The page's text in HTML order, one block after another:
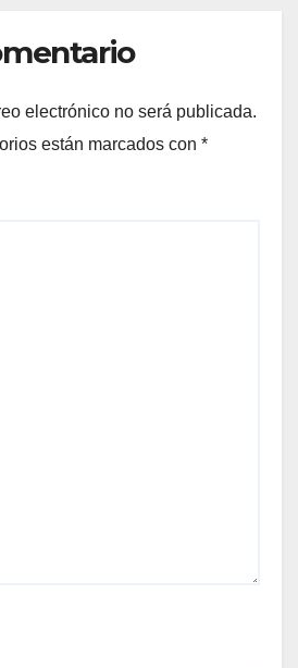
electrónico no será publicada.
están marcados con *